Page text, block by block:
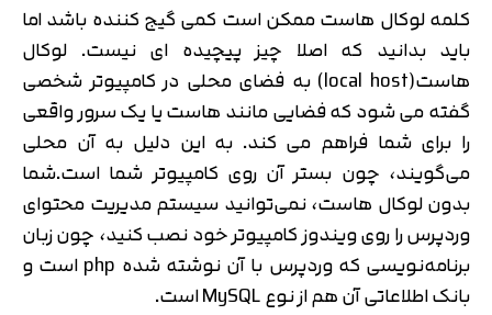
کلمه لوکال هاست ممکن است کمی گیج کننده باشد اما
باید بدانید که اصلا چیز پیچیده ای نیست. لوکال
هاست(local host) به فضای محلی در کامپیوتر شخصی
گفته می شود که فضایی مانند هاست یا یک سرور واقعی
را برای شما فراهم می کند. به این دلیل به آن محلی
می‌گویند، چون بستر آن روی کامپیوتر شما است.شما
بدون لوکال هاست، نمی‌توانید سیستم مدیریت محتوای
وردپرس را روی ویندوز کامپیوتر خود نصب کنید، چون زبان
برنامه‌نویسی که وردپرس با آن نوشته شده php است و
بانک اطلاعاتی آن هم از نوع MySQL است.